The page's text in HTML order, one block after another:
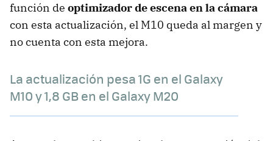
función de optimizador de escena en la cámara
con esta actualización, el M10 queda al margen y
no cuenta con esta mejora.
La actualización pesa 1G en el Galaxy
M10 y 1,8 GB en el Galaxy M20